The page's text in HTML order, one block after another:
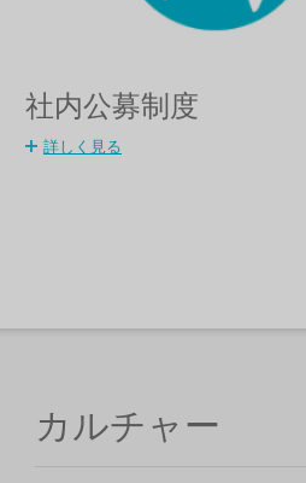
社内公募制度
詳しく見る
カルチャー